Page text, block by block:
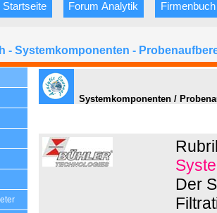
Startseite Forum Analytik Firmenbuch
- Systemkomponenten -
Systemkomponenten /
Der